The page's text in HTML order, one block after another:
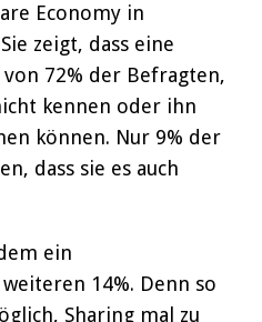
Economy in
zeigt, dass eine
72% der Befragten,
kennen oder ihn
können. Nur 9% der
dass sie es auch
ein
14%. Denn so
Sharing mal zu